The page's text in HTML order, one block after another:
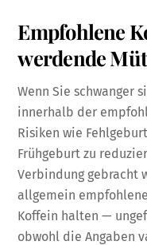
Empfohlene
werdende
Wenn Sie schwanger
innerhalb der
Risiken wie
Frühgeburt zu
Verbindung gebracht
allgemein
Koffein halten —
obwohl die Angaben